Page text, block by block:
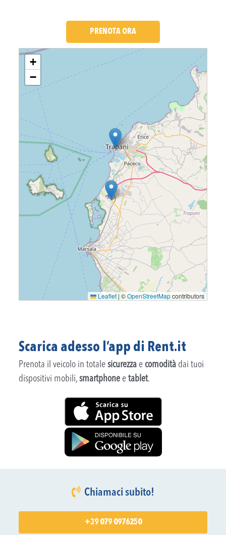
PRENOTA ORA
Loading....
+
−
Leaflet | ©OpenStreetMapcontributors
Scarica adesso l’app di Rent.it
Prenota il veicolo in totalesicurezza e comodità dai tuoi
dispositivi mobili,smartphone etablet.
Chiamaci subito!
+39 079 0976250